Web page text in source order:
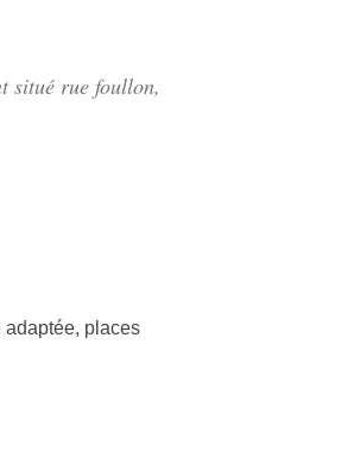
situé rue foullon,
adaptée, places